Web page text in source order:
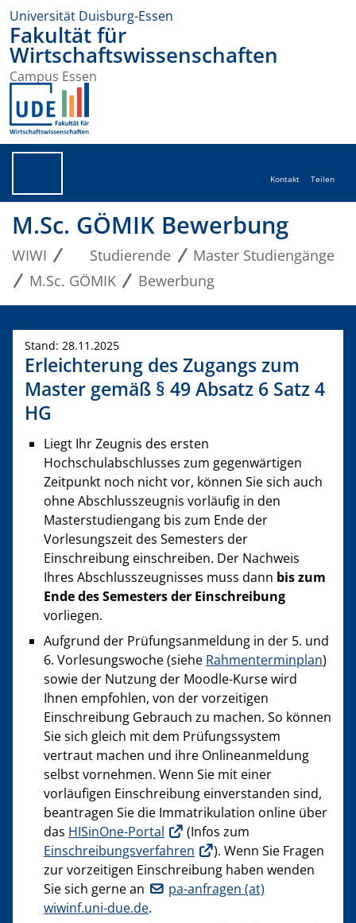
Universität Duisburg-Essen
Fakultät für
Wirtschaftswissenschaften
Campus Essen
Kontakt Teilen
M.Sc. GÖMIK Bewerbung
WIWI Studierende
Master Studiengänge
M.Sc. GÖMIK
Bewerbung
Stand: 28.11.2025
Erleichterung des Zugangs zum
Master gemäß § 49 Absatz 6 Satz 4
HG
Liegt Ihr Zeugnis des ersten
Hochschulabschlusses zum gegenwärtigen
Zeitpunkt noch nicht vor, können Sie sich auch
ohne Abschlusszeugnis vorläufig in den
Masterstudiengang bis zum Ende der
Vorlesungszeit des Semesters der
Einschreibung einschreiben. Der Nachweis
Ihres Abschlusszeugnisses muss dann bis zum
Ende des Semesters der Einschreibung
vorliegen.
Aufgrund der Prüfungsanmeldung in der 5. und
6. Vorlesungswoche (siehe Rahmenterminplan)
sowie der Nutzung der Moodle-Kurse wird
Ihnen empfohlen, von der vorzeitigen
Einschreibung Gebrauch zu machen. So können
Sie sich gleich mit dem Prüfungssystem
vertraut machen und ihre Onlineanmeldung
selbst vornehmen. Wenn Sie mit einer
vorläufigen Einschreibung einverstanden sind,
beantragen Sie die Immatrikulation online über
das HISinOne-Portal
(Infos zum
Einschreibungsverfahren
). Wenn Sie Fragen
zur vorzeitigen Einschreibung haben wenden
Sie sich gerne an
pa-anfragen (at)
wiwinf.uni-due.de.